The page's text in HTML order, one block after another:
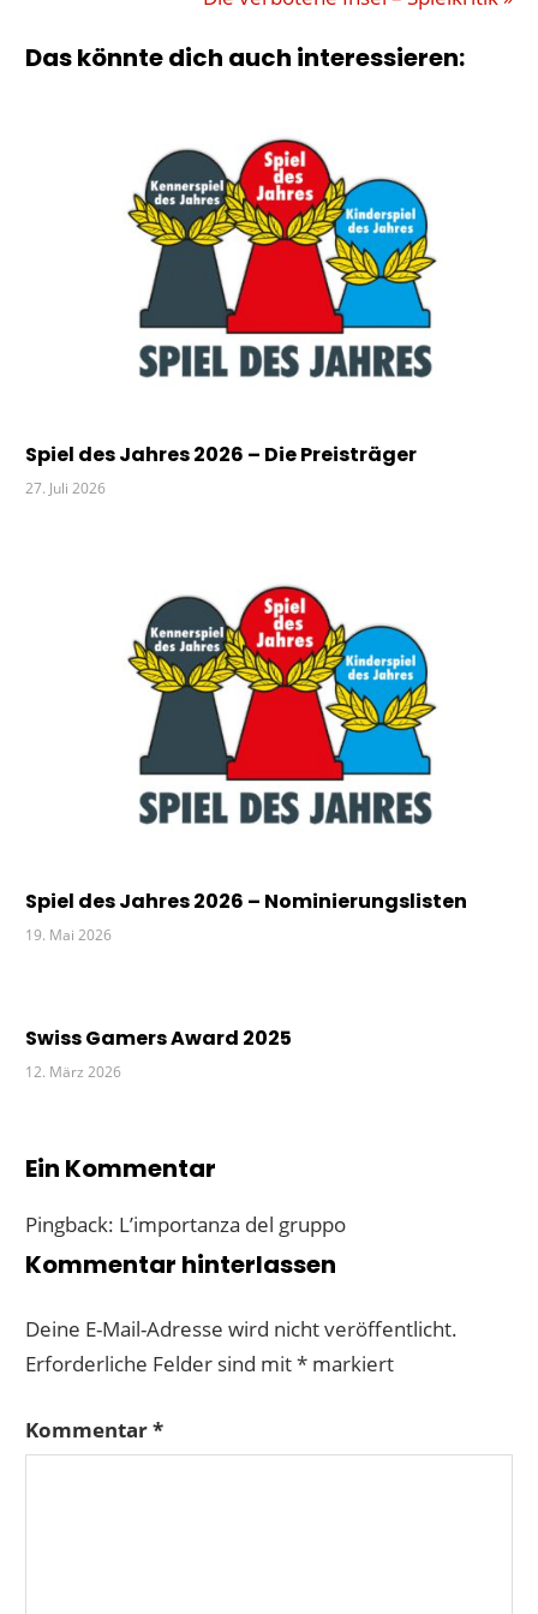
DES
JAHRES
Das könnte dich auch interessieren:
Spiel des Jahres 2026 – Die Preisträger
27. Juli 2026
Spiel des Jahres 2026 – Nominierungslisten
19. Mai 2026
Swiss Gamers Award 2025
12. März 2026
Ein Kommentar
Pingback: L’importanza del gruppo
Kommentar hinterlassen
Deine E-Mail-Adresse wird nicht veröffentlicht.
Erforderliche Felder sind mit* markiert
Kommentar*